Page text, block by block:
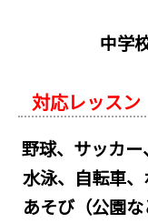
中学
対応レッスン
野球、サッカー
水泳、自転車
あそび（公園